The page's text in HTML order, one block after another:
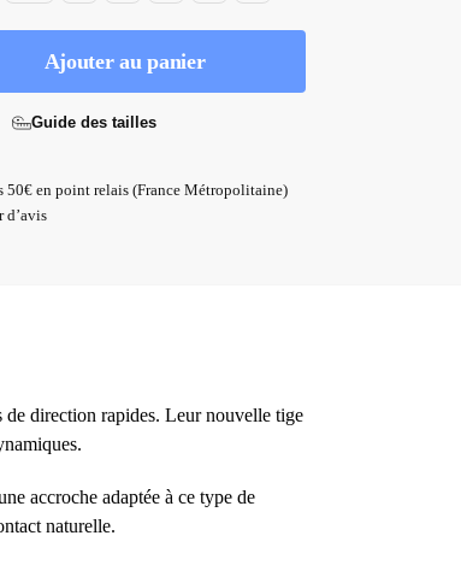
Ajouter au panier
Guide des tailles
50€ en point relais (France Métropolitaine)
d’avis
de direction rapides. Leur nouvelle tige
accroche adaptée à ce type de
naturelle.